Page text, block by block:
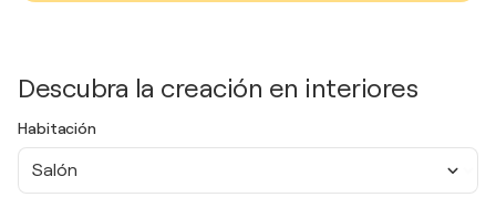
Descubra la creación en interiores
Habitación
Salón